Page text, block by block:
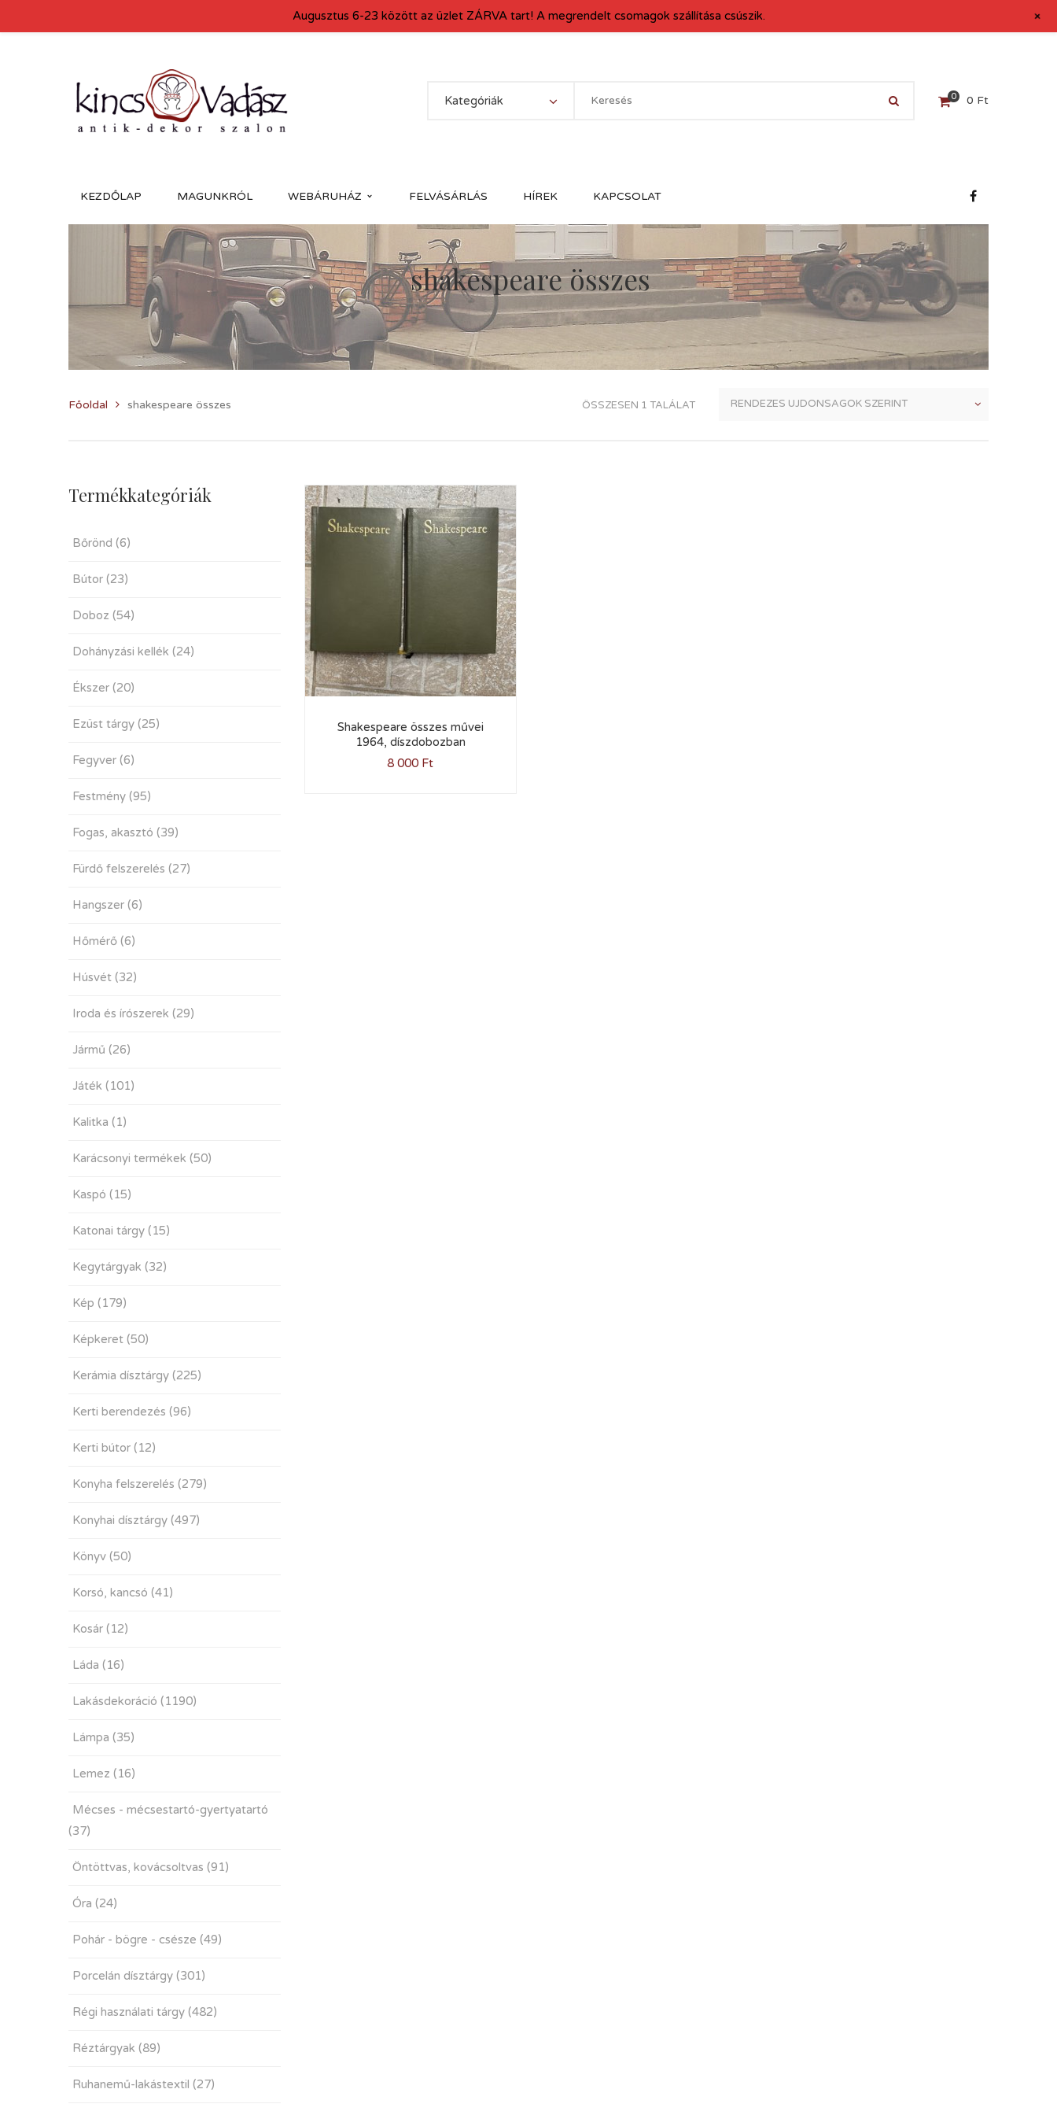
Kategóriák 0 0 Ft
KEZDŐLAP MAGUNKRÓL WEBÁRUHÁZ FELVÁSÁRLÁS HÍREK KAPCSOLAT
shakespeare összes
Főoldal shakespeare összes ÖSSZESEN 1 TALÁLAT
Termékkategóriák
Bőrönd (6)
Bútor (23)
Doboz (54)
Dohányzási kellék (24)
Ékszer (20)
Ezüst tárgy (25)
Fegyver (6)
Festmény (95)
Fogas, akasztó (39)
Fürdő felszerelés (27)
Hangszer (6)
Hőmérő (6)
Húsvét (32)
Iroda és írószerek (29)
Jármű (26)
Játék (101)
Kalitka (1)
Karácsonyi termékek (50)
Kaspó (15)
Katonai tárgy (15)
Kegytárgyak (32)
Kép (179)
Képkeret (50)
Kerámia dísztárgy (225)
Kerti berendezés (96)
Kerti bútor (12)
Konyha felszerelés (279)
Konyhai dísztárgy (497)
Könyv (50)
Korsó, kancsó (41)
Kosár (12)
Láda (16)
Lakásdekoráció (1190)
Lámpa (35)
Lemez (16)
Mécses - mécsestartó-gyertyatartó
(37)
Öntöttvas, kovácsoltvas (91)
Óra (24)
Pohár - bögre - csésze (49)
Porcelán dísztárgy (301)
Régi használati tárgy (482)
Réztárgyak (89)
Ruhanemű-lakástextil (27)
Shakespeare összes művei
1964, díszdobozban
8 000 Ft
Augusztus 6-23 között az üzlet ZÁRVA tart! A megrendelt csomagok szállítása csúszik. +